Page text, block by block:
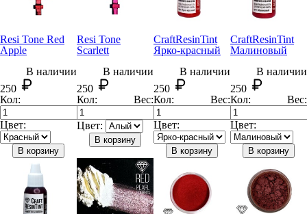
Resi Tone Red
Apple
В наличии
250
Кол:
Вес:
Цвет:
В корзину
Resi Tone
Scarlett
В наличии
250
Кол:
Вес:
Цвет:
В корзину
CraftResinTint
Ярко-красный
В наличии
250
Кол:
Вес:
Цвет:
В корзину
CraftResinTint
Малиновый
В наличии
250
Кол:
Цвет:
В корзину